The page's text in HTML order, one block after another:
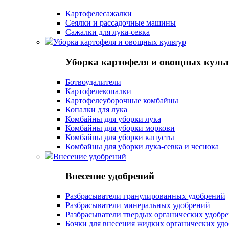
Картофелесажалки
Сеялки и рассадочные машины
Сажалки для лука-севка
Уборка картофеля и овощных культур
Уборка картофеля и овощных
Ботвоудалители
Картофелекопалки
Картофелеуборочные комбайны
Копалки для лука
Комбайны для уборки лука
Комбайны для уборки моркови
Комбайны для уборки капусты
Комбайны для уборки лука-севка и чеснока
Внесение удобрений
Внесение удобрений
Разбрасыватели гранулированных удобрений
Разбрасыватели минеральных удобрений
Разбрасыватели твердых органических
Бочки для внесения жидких органических